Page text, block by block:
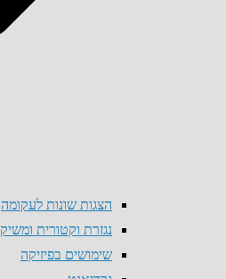
הצגות שונות לעקומה
נגזרת וקטורית ומשיק
שימושים בפיזיקה